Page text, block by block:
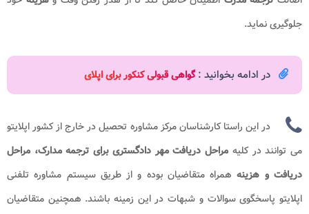
جلوگیری نماید.
در ادامه بخوانید : گواهی قبولی کنکور برای اپلای
در این راستا کارشناسان مرکز مشاوره تحصیل در خارج از کشور اپلایتو
می توانند در کلیه مراحل دریافتمهر دادگستری برای ترجمه مدارک، مراحل
دریافت و هزینههمراه متقاضیان بوده و از طریق سیستم مشاوره تلفنی
اپلایتو پاسخگوی سوالات و شبهات در این زمینه باشند. همچنین متقاضیان